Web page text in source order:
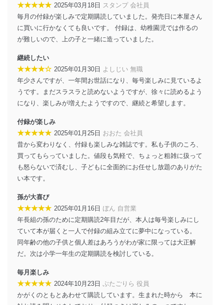
個人データを取り扱う機器等のオペレーティング
システムを最新の状態に保持しています。
個人データを取り扱う機器等にセキュリティ対策
ソフトウェア等を導入し、自動更新 機能等の活用
により、これを最新状態としています。
情報システムの使用に伴う漏洩等の防止
メール等により個人データの含まれるファイルを
送信する場合に、当該ファイルへのパスワードを
設定しています。
個人情報保護マネジメントシステムの継続的改善
当社は、内部監査及びマネジメントレビューの機会を通
じて、個人情報保護マネジメントシステムを継続的に改
善し、常に最良の状態を維持します。
苦情及び相談受付け窓口
貴殿の個人情報及び当社の個人情報保護マネジメントシ
絡ください。
適切、かつ迅速に対応させていただきます。
係
TEL：0570-200-223
FAX：03-5459-7073
改訂：2025年2月20日
制定：2005年4月1日
株式会社富士山マガジンサービス
★★★★★ 2025年03月18日 スタンプ 会社員
毎月の付録が楽しみで定期購読していました。発売日に本屋さん
に買いに行かなくても良いです。 付録は、幼稚園児では作るの
が難しいので、上の子と一緒に造っていました。
継続したい
★★★★☆ 2025年01月30日 よしじい 無職
年少さんですが、一年間お世話になり、毎号楽しみに見ているよ
うです。まだスラスラと読めないようですが、徐々に読めるよう
になり、楽しみが増えたようですので、継続と希望します。
付録が楽しみ
★★★★★ 2025年01月25日 おおた 会社員
昔から変わりなく、付録も楽しみな雑誌です。私も子供のころ、
買ってもらっていました。値段も気軽で、ちょっと粗雑に扱って
も怒らないで済むし、子どもに全面的にお任せし放題のありがた
い本です。
孫が大喜び
★★★★★ 2025年01月16日 ぼん 自営業
年長組の孫のために定期購読2年目だが、本人は毎号楽しみにし
ていて本が届くと一人で付録の組み立てに夢中になっている。
同年齢の他の子供と個人差はあろうがわが家に限っては大正解
だ。次は小学一年生の定期購読を検討している。
毎月楽しみ
★★★★★ 2024年10月23日 ぶたごりら 役員
かがくのともとあわせて購読しています。生まれた時から 本に